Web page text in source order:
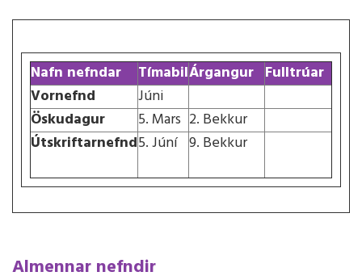
Nafn nefndar TímabilÁrgangur Fulltrúar
Vornefnd
Júni
Öskudagur
5. Mars 2. Bekkur
Útskriftarnefnd5. Júní 9. Bekkur
Almennar nefndir